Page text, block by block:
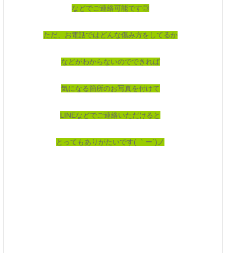
などでご連絡可能です◎
ただ、お電話ではどんな傷み方をしてるか
などがわからないのでできれば
気になる箇所のお写真を付けて
LINEなどでご連絡いただけると
とってもありがたいです( ｀ー´)ノ